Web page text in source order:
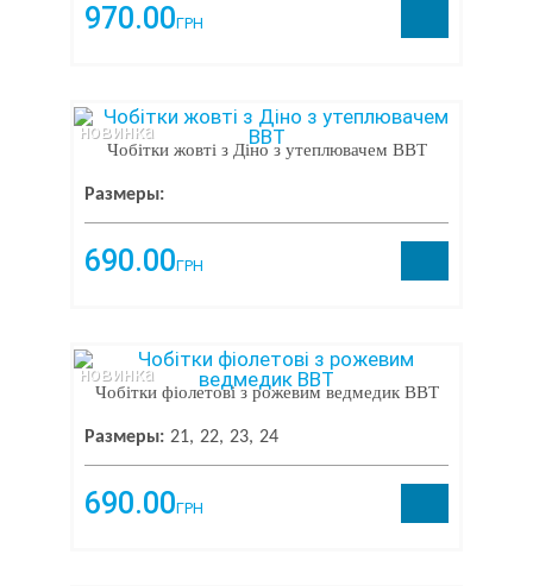
970.00ГРН
Чобітки жовті з Діно з утеплювачем BBT
Размеры:
690.00ГРН
новинка
Чобітки фіолетові з рожевим ведмедик BBT
Размеры: 21 22 23 24
690.00ГРН
новинка